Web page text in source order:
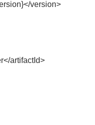
version>
artifactId>